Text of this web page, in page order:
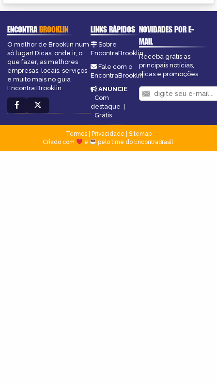
ENCONTRABROOKLIN
O melhor de Brooklin num
só lugar! Dicas, onde ir, o
que fazer, as melhores
empresas, locais, serviços
e muito mais no guia
Encontra Brooklin.
LINKS RÁPIDOS
Sobre
EncontraBrooklin
Fale com o
EncontraBrooklin
ANUNCIE:
Com
destaque |
Grátis
NOVIDADES POR E-
MAIL
Receba grátis as
principais notícias,
dicas e promoções
Termos| Privacidade
Sitemap
Criado com
e pelo time do EncontraBrasil